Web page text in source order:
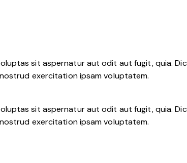
sit aspernatur aut odit aut fugit, quia.
exercitation ipsam voluptatem.
sit aspernatur aut odit aut fugit, quia.
exercitation ipsam voluptatem.